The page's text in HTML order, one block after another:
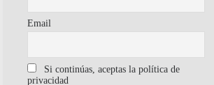
Email
Si continúas, aceptas la política de
privacidad